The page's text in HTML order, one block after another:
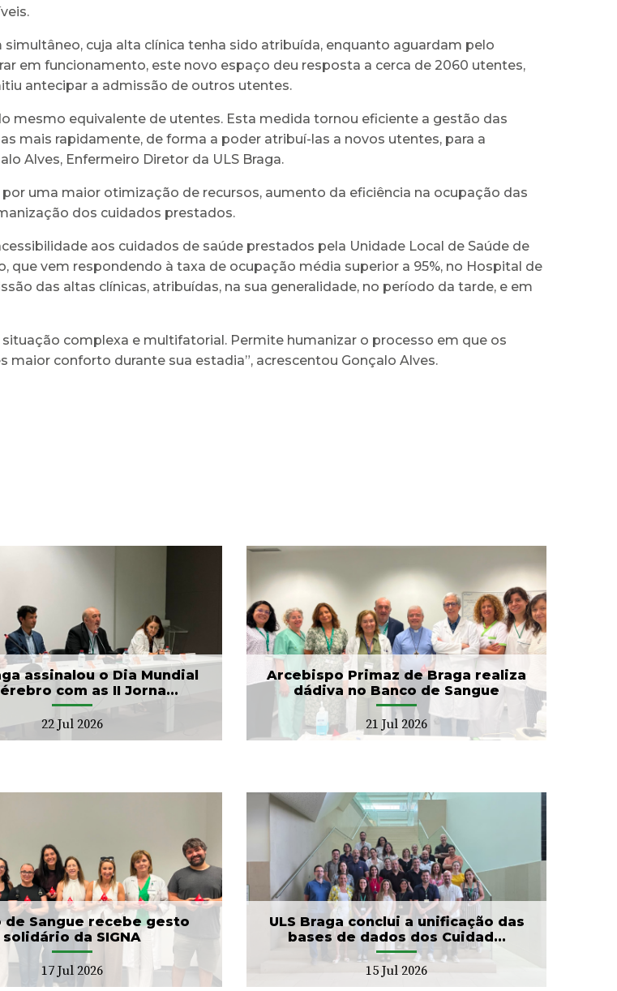
cuja alta clínica tenha sido atribuída, enquanto aguardam pelo
em funcionamento, este novo espaço deu resposta a cerca de 2060 utentes,
antecipar a admissão de outros utentes.
mesmo equivalente de utentes. Esta medida tornou eficiente a gestão das
mais rapidamente, de forma a poder atribuí-las a novos utentes, para a
Alves, Enfermeiro Diretor da ULS Braga.
uma maior otimização de recursos, aumento da eficiência na ocupação das
dos cuidados prestados.
aos cuidados de saúde prestados pela Unidade Local de Saúde de
vem respondendo à taxa de ocupação média superior a 95%, no Hospital de
das altas clínicas, atribuídas, na sua generalidade, no período da tarde, e em
complexa e multifatorial. Permite humanizar o processo em que os
conforto durante sua estadia”, acrescentou Gonçalo Alves.
assinalou o Dia Mundial
com as II Jorna...
22 Jul 2026
Arcebispo Primaz de Braga realiza
dádiva no Banco de Sangue
21 Jul 2026
Arcebispo Primaz de
Braga realiza dádiva no
Banco de Sangue
21 Jul 2026
de Sangue recebe gesto
solidário da SIGNA
17 Jul 2026
ULS Braga conclui a unificação das
bases de dados dos Cuidad...
15 Jul 2026
ULS Braga conclui a
unificação das bases de
dados dos Cuidad...
15 Jul 2026